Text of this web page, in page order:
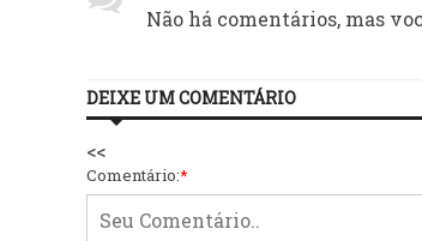
Não há comentários, mas
DEIXE UM COMENTÁRIO
<<
Comentário:*